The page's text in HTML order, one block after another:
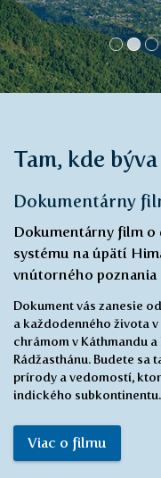
TULSI ma
ktorým si
vďaka čaju
nepríjemnú
pripravujem
stále ťahal
užívania čaju
Tam, kde býva